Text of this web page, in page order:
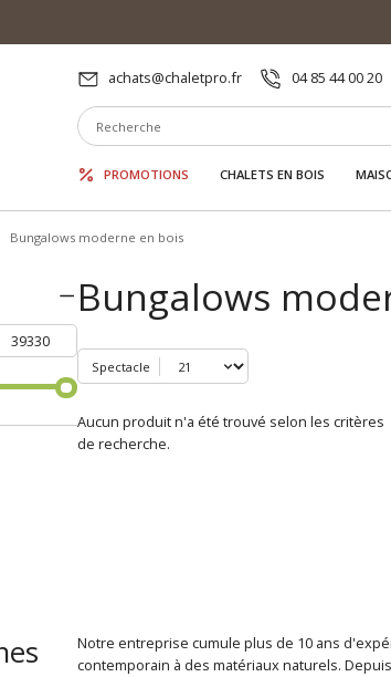
achats@chaletpro.fr 04 85 44 00 20
PROMOTIONS CHALETS EN BOIS
Bungalows moderne en bois
Bungalows
Spectacle
Aucun produit n'a été trouvé selon les critères
de recherche.
Notre entreprise cumule plus de 10 ans
contemporain à des matériaux naturels.